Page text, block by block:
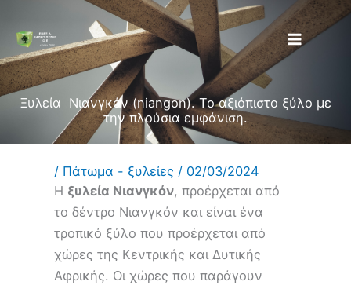
στο
περιεχόμενο
Ξυλεία Νιανγκόν (niangon). To αξιόπιστο ξύλο με
την πλούσια εμφάνιση.
/ Πάτωμα - ξυλείες / 02/03/2024
Η ξυλεία Νιανγκόν, προέρχεται από
το δέντρο Νιανγκόν και είναι ένα
τροπικό ξύλο που προέρχεται από
χώρες της Κεντρικής και Δυτικής
Αφρικής. Οι χώρες που παράγουν